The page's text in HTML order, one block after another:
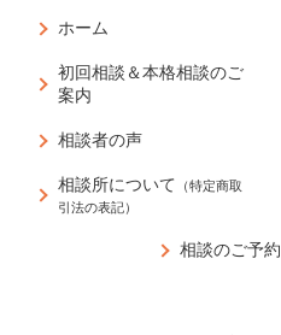
ホーム
初回相談＆本格相談のご
案内
相談者の声
相談所について
（特定商取
引法の表記）
相談のご予約